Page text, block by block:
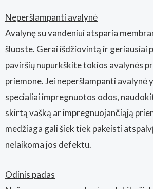
Neperšlampanti avalynė
Avalynę su vandeniui atsparia
šluoste. Gerai išdžiovintą ir geriausiai
paviršių nupurkškite tokios avalynės
priemone. Jei neperšlampanti avalynė
specialiai impregnuotos odos,
skirtą vašką ar impregnuojančiąją
medžiaga gali šiek tiek pakeisti
nelaikoma jos defektu.
Odinis padas